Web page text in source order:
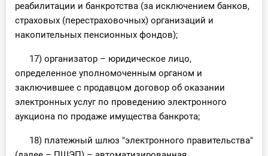
реабилитации и банкротства (за исключением банков,
страховых (перестраховочных) организаций и
накопительных пенсионных фондов);
17) организатор – юридическое лицо,
определенное уполномоченным органом и
заключившее с продавцом договор об оказании
электронных услуг по проведению электронного
аукциона по продаже имущества банкрота;
18) платежный шлюз "электронного правительства"